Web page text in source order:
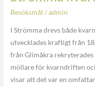
Besöksmål /admin
I Strömma drevs både
utvecklades kraftigt från
från Glimåkra
möllare för kvarndriften
visar att det var en